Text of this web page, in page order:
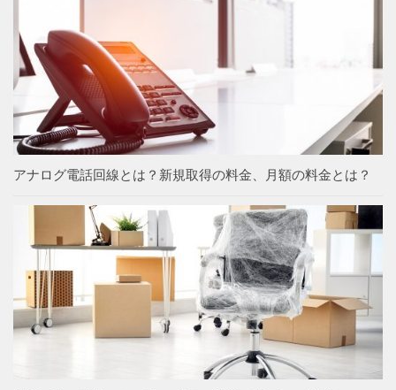
アナログ電話回線とは？新規取得の料金、月額の料金とは？